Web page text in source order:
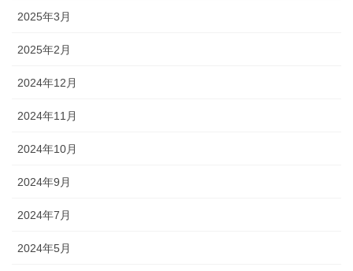
2025年3月
2025年2月
2024年12月
2024年11月
2024年10月
2024年9月
2024年7月
2024年5月